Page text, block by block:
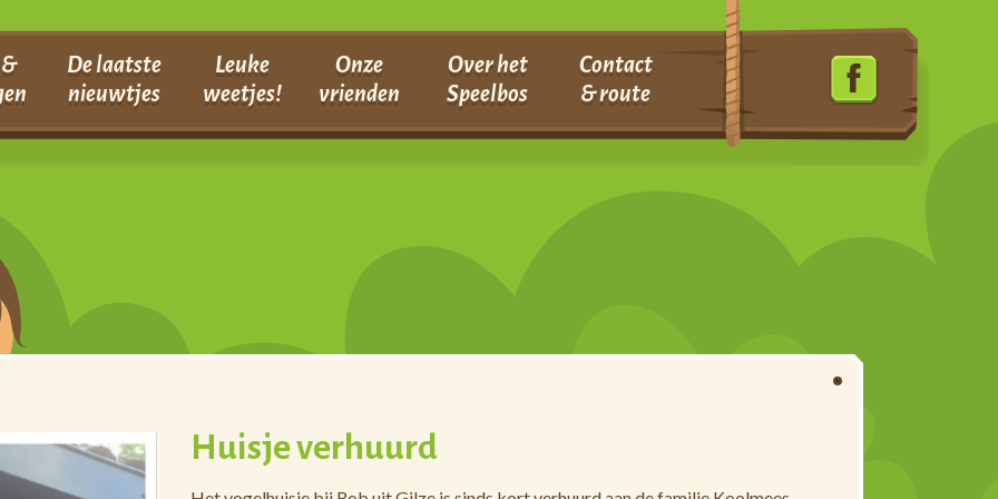
De laatste
nieuwtjes
Leuke
weetjes!
Onze
vrienden
Over het
Speelbos
Contact
& route
Huisje verhuurd